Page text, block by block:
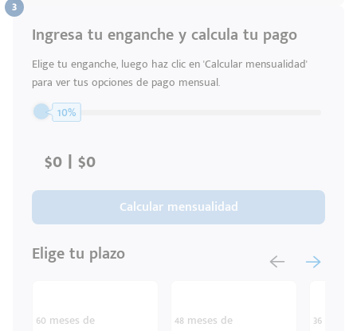
Escríbenos
+528121278366
Código
Postal
Ingresar
Ingresa tu enganche y calcula tu pago
Elige tu enganche, luego haz clic en 'Calcular mensualidad'
para ver tus opciones de pago mensual.
10%
Calcular mensualidad
Elige tu plazo
60 meses de 48 meses de 36